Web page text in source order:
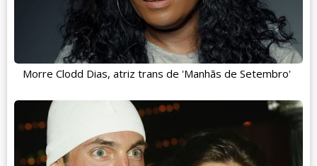
Morre Clodd Dias, atriz trans de 'Manhãs de Setembro'